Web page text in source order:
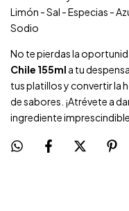
Limón - Sal - Especias -
Sodio
No te pierdas la
Chile 155ml a tu
tus platillos y convertir la
de sabores. ¡Atrévete a
ingrediente